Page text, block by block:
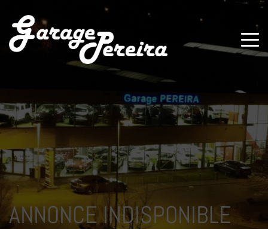
ANNONCE INDISPONIBLE
Paramètres avancés des cookies